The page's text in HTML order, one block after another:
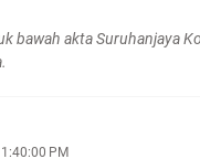
bawah akta Suruhanjaya
PM